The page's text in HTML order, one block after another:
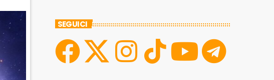
SEGUICI